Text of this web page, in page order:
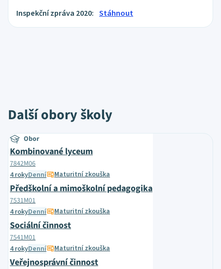
Inspekční zpráva 2020: Stáhnout
Další obory školy
Obor
Kombinované lyceum
7842M06
4 rokyDenní Maturitní zkouška
Předškolní a mimoškolní pedagogika
7531M01
4 rokyDenní Maturitní zkouška
Sociální činnost
7541M01
4 rokyDenní Maturitní zkouška
Veřejnosprávní činnost